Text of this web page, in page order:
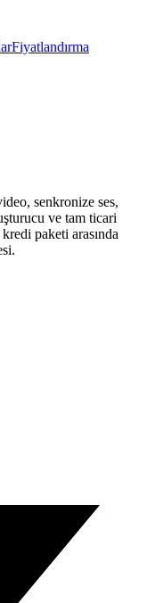
Fiyatlandırma
senkronize ses,
ve tam ticari
paketi arasında